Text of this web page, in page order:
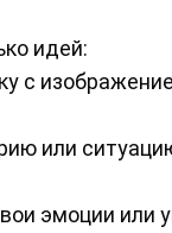
идей:
с
или
эмоции или